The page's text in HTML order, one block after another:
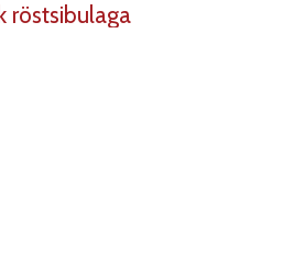
röstsibulaga